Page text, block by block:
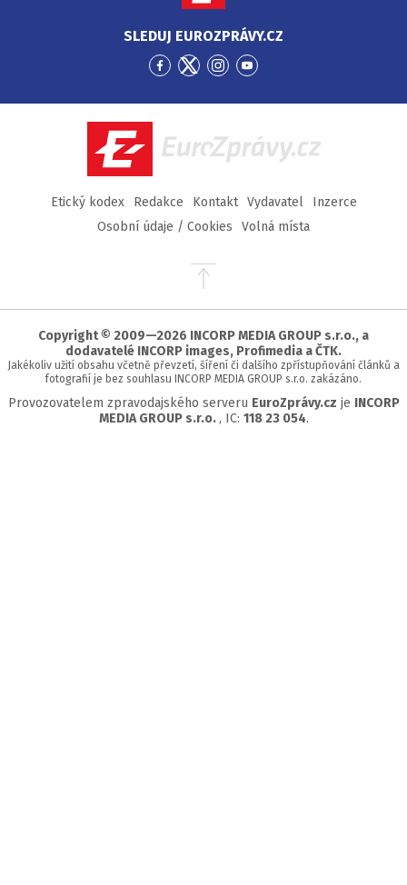
SLEDUJ EUROZPRÁVY.CZ
Přejít
Facebook
Přejít
Twitter
Přejít
Instagram
Přejít
YouTube
EuroZprávy.cz
Etický kodex Redakce Kontakt Vydavatel
Inzerce
Osobní údaje / Cookies
Volná místa
Přejít
stránky
Copyright © 2009—2026 INCORP MEDIA GROUP s.r.o., a
dodavatelé INCORP images, Profimedia a ČTK.
Jakékoliv užití obsahu včetně převzetí, šíření či dalšího zpřístupňování článků a
fotografií je bez souhlasu INCORP MEDIA GROUP s.r.o. zakázáno.
Provozovatelem zpravodajského serveru EuroZprávy.cz je INCORP
MEDIA GROUP s.r.o., IC: 118 23 054.